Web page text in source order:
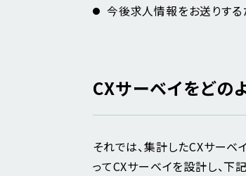
今後求人情報をお送りする
CXサーベイをどの
それでは、集計したCXサーベ
ってCXサーベイを設計し、下